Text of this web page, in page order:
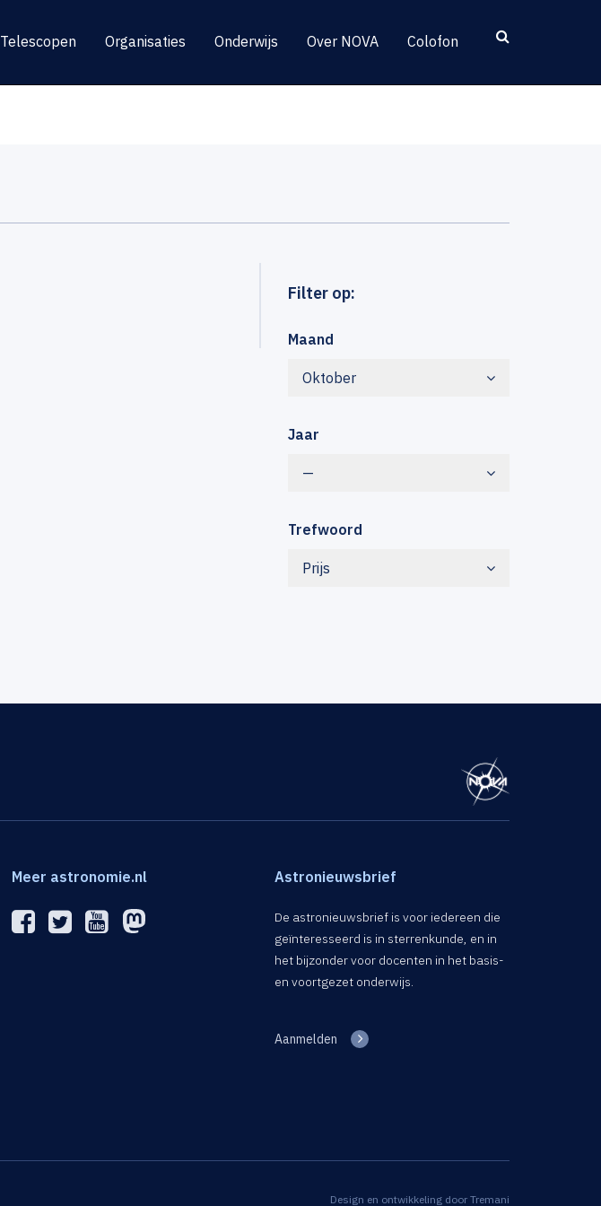
Telescopen Organisaties Onderwijs Over NOVA Colofon
Filter op:
Maand
Oktober
Jaar
—
Trefwoord
Prijs
Meer astronomie.nl Astronieuwsbrief
De astronieuwsbrief is voor iedereen die
geïnteresseerd is in sterrenkunde, en in
het bijzonder voor docenten in het basis-
en voortgezet onderwijs.
Aanmelden
Design en ontwikkeling door Tremani